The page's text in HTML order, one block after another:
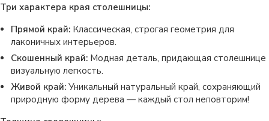
Три характера края столешницы:
Прямой край: Классическая, строгая геометрия для
лаконичных интерьеров.
Скошенный край: Модная деталь, придающая столешнице
визуальную легкость.
Живой край: Уникальный натуральный край, сохраняющий
природную форму дерева — каждый стол неповторим!